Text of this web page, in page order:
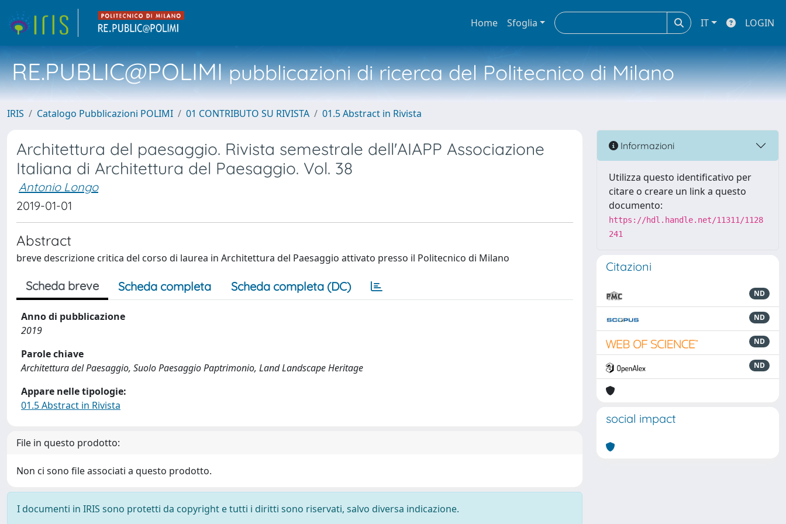
Home Sfoglia IT LOGIN
RE.PUBLIC@POLIMIpubblicazioni di ricerca del Politecnico di Milano
IRIS Catalogo Pubblicazioni POLIMI 01 CONTRIBUTO SU RIVISTA 01.5 Abstract in Rivista
Architettura del paesaggio. Rivista semestrale dell'AIAPP Associazione
Italiana di Architettura del Paesaggio. Vol. 38
Antonio Longo
2019-01-01
Abstract
breve descrizione critica del corso di laurea in Architettura del Paesaggio attivato presso il Politecnico di Milano
Scheda breve Scheda completa Scheda completa (DC)
Anno di pubblicazione
2019
Parole chiave
Architettura del Paesaggio, Suolo Paesaggio Paptrimonio, Land Landscape Heritage
Appare nelle tipologie:
01.5 Abstract in Rivista
File in questo prodotto:
Non ci sono file associati a questo prodotto.
I documenti in IRIS sono protetti da copyright e tutti i diritti sono riservati, salvo diversa indicazione.
Informazioni
Utilizza questo identificativo per
citare o creare un link a questo
documento:
https://hdl.handle.net/11311/1128
241
Citazioni
ND
ND
ND
ND
social impact